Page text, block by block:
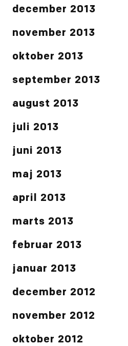
december 2013
november 2013
oktober 2013
september 2013
august 2013
juli 2013
juni 2013
maj 2013
april 2013
marts 2013
februar 2013
januar 2013
december 2012
november 2012
oktober 2012